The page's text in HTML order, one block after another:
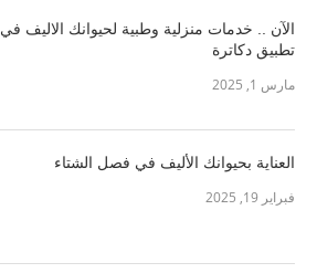
الآن .. خدمات منزلية وطبية لحيوانك الاليف في
تطبيق دكاترة
مارس 1, 2025
العناية بحيوانك الأليف في فصل الشتاء
فبراير 19, 2025